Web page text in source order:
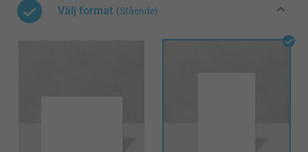
Välj format (Stående)